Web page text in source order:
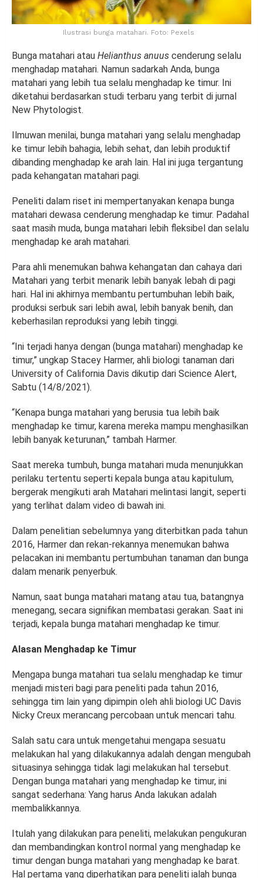
Ilustrasi bunga matahari. Foto: Pexels
Bunga matahari atau Helianthus anuus cenderung selalu
menghadap matahari. Namun sadarkah Anda, bunga
matahari yang lebih tua selalu menghadap ke timur. Ini
diketahui berdasarkan studi terbaru yang terbit di jurnal
New Phytologist.
Ilmuwan menilai, bunga matahari yang selalu menghadap
ke timur lebih bahagia, lebih sehat, dan lebih produktif
dibanding menghadap ke arah lain. Hal ini juga tergantung
pada kehangatan matahari pagi.
Peneliti dalam riset ini mempertanyakan kenapa bunga
matahari dewasa cenderung menghadap ke timur. Padahal
saat masih muda, bunga matahari lebih fleksibel dan selalu
menghadap ke arah matahari.
Para ahli menemukan bahwa kehangatan dan cahaya dari
Matahari yang terbit menarik lebih banyak lebah di pagi
hari. Hal ini akhirnya membantu pertumbuhan lebih baik,
produksi serbuk sari lebih awal, lebih banyak benih, dan
keberhasilan reproduksi yang lebih tinggi.
“Ini terjadi hanya dengan (bunga matahari) menghadap ke
timur,” ungkap Stacey Harmer, ahli biologi tanaman dari
University of California Davis dikutip dari Science Alert,
Sabtu (14/8/2021).
“Kenapa bunga matahari yang berusia tua lebih baik
menghadap ke timur, karena mereka mampu menghasilkan
lebih banyak keturunan,” tambah Harmer.
Saat mereka tumbuh, bunga matahari muda menunjukkan
perilaku tertentu seperti kepala bunga atau kapitulum,
bergerak mengikuti arah Matahari melintasi langit, seperti
yang terlihat dalam video di bawah ini.
Dalam penelitian sebelumnya yang diterbitkan pada tahun
2016, Harmer dan rekan-rekannya menemukan bahwa
pelacakan ini membantu pertumbuhan tanaman dan bunga
dalam menarik penyerbuk.
Namun, saat bunga matahari matang atau tua, batangnya
menegang, secara signifikan membatasi gerakan. Saat ini
terjadi, kepala bunga matahari menghadap ke timur.
Alasan Menghadap ke Timur
Mengapa bunga matahari tua selalu menghadap ke timur
menjadi misteri bagi para peneliti pada tahun 2016,
sehingga tim lain yang dipimpin oleh ahli biologi UC Davis
Nicky Creux merancang percobaan untuk mencari tahu.
Salah satu cara untuk mengetahui mengapa sesuatu
melakukan hal yang dilakukannya adalah dengan mengubah
situasinya sehingga tidak lagi melakukan hal tersebut.
Dengan bunga matahari yang menghadap ke timur, ini
sangat sederhana: Yang harus Anda lakukan adalah
membalikkannya.
Itulah yang dilakukan para peneliti, melakukan pengukuran
dan membandingkan kontrol normal yang menghadap ke
timur dengan bunga matahari yang menghadap ke barat.
Hal pertama yang diperhatikan para peneliti ialah bunga